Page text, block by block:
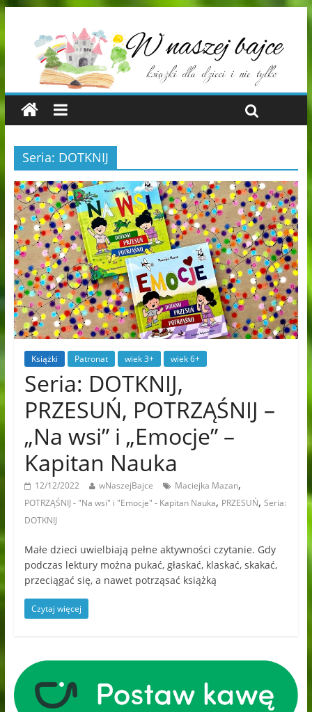
Seria: DOTKNIJ
Książki Patronat wiek 3+ wiek 6+
Seria: DOTKNIJ,
PRZESUŃ, POTRZĄŚNIJ –
„Na wsi” i „Emocje” –
Kapitan Nauka
12/12/2022 wNaszejBajce Maciejka Mazan,
POTRZĄŚNIJ - "Na wsi" i "Emocje" - Kapitan Nauka, PRZESUŃ, Seria:
DOTKNIJ
Małe dzieci uwielbiają pełne aktywności czytanie. Gdy
podczas lektury można pukać, głaskać, klaskać, skakać,
przeciągać się, a nawet potrząsać książką
Czytaj więcej